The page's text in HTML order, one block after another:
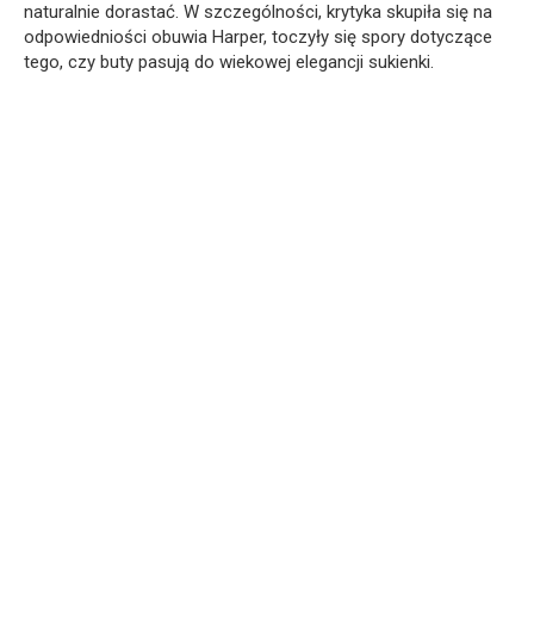
naturalnie dorastać. W szczególności, krytyka skupiła się na
odpowiedniości obuwia Harper, toczyły się spory dotyczące
tego, czy buty pasują do wiekowej elegancji sukienki.